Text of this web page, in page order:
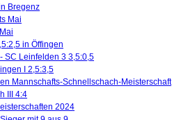
Bregenz
Mai
in Öffingen
SC Leinfelden 3 3,5:0,5
I 2,5:3,5
Mannschafts-Schnellschach-Meisterschaft
III 4:4
2024